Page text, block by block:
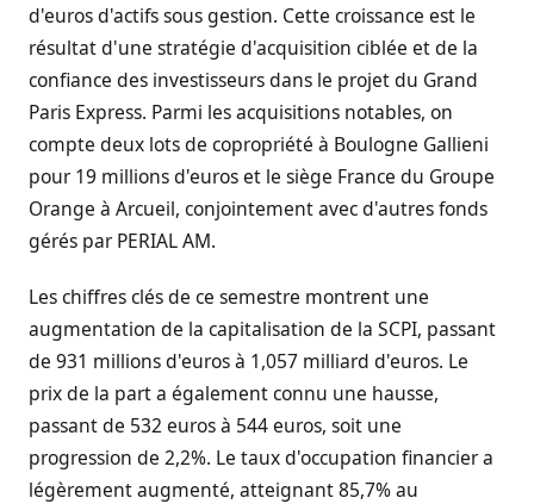
d'euros d'actifs sous gestion. Cette croissance est le
résultat d'une stratégie d'acquisition ciblée et de la
confiance des investisseurs dans le projet du Grand
Paris Express. Parmi les acquisitions notables, on
compte deux lots de copropriété à Boulogne Gallieni
pour 19 millions d'euros et le siège France du Groupe
Orange à Arcueil, conjointement avec d'autres fonds
gérés par PERIAL AM.
Les chiffres clés de ce semestre montrent une
augmentation de la capitalisation de la SCPI, passant
de 931 millions d'euros à 1,057 milliard d'euros. Le
prix de la part a également connu une hausse,
passant de 532 euros à 544 euros, soit une
progression de 2,2%. Le taux d'occupation financier a
légèrement augmenté, atteignant 85,7% au